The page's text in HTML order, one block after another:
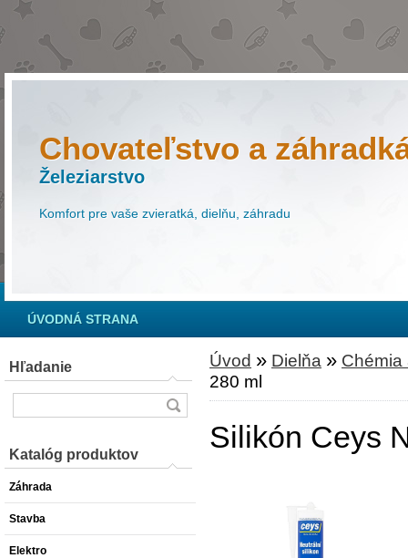
Chovateľstvo a
Železiarstvo
Komfort pre vaše zvieratká, dielňu, záhradu
ÚVODNÁ STRANA
Hľadanie
Katalóg produktov
Záhrada
Stavba
Elektro
Úvod » Dielňa » Chémia
280 ml
Silikón Ceys